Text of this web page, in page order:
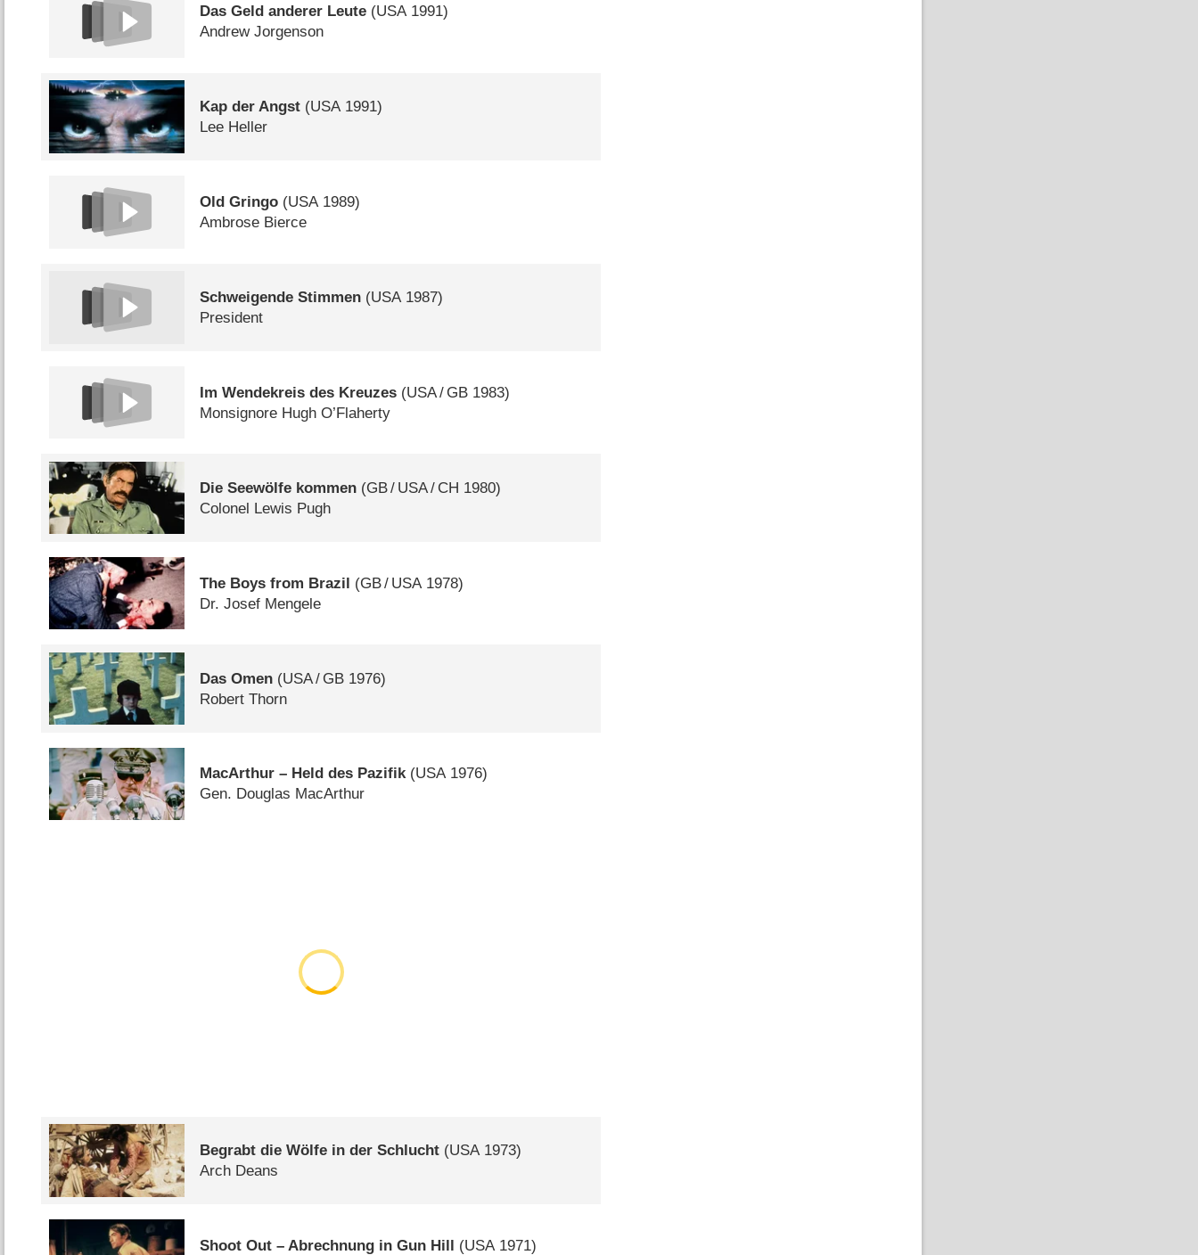
Das Geld anderer Leute (USA1991)
Andrew Jorgenson
Kap der Angst (USA1991)
Lee Heller
Old Gringo (USA1989)
Ambrose Bierce
Schweigende Stimmen (USA1987)
President
Im Wendekreis des Kreuzes (USA/ GB 1983)
Monsignore Hugh O’Flaherty
Die Seewölfe kommen (GB/ USA/ CH 1980)
Colonel Lewis Pugh
The Boys from Brazil (GB/ USA 1978)
Dr. Josef Mengele
Das Omen (USA/ GB 1976)
Robert Thorn
MacArthur – Held des Pazifik(USA1976)
Gen. Douglas MacArthur
Begrabt die Wölfe in der Schlucht (USA1973)
Arch Deans
Shoot Out – Abrechnung in Gun Hill (USA 1971)